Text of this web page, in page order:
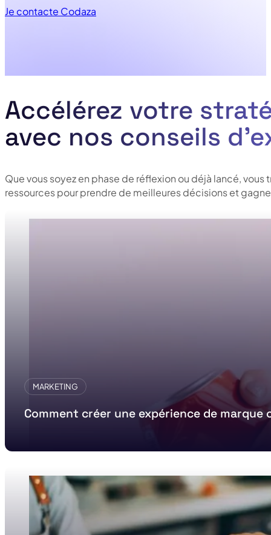
Je contacte Codaza
Accélérez votre
avec nos conseils
Que vous soyez en phase de réflexion ou déjà lancé, vous
ressources pour prendre de meilleures décisions et
MARKETING
Comment créer une expérience de